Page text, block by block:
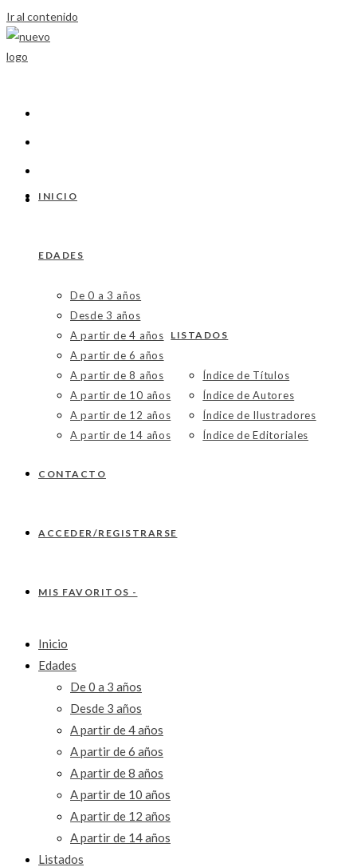
Ir al contenido
INICIO
EDADES
De 0 a 3 años
Desde 3 años
A partir de 4 años
A partir de 6 años
A partir de 8 años
A partir de 10 años
A partir de 12 años
A partir de 14 años
LISTADOS
Índice de Títulos
Índice de Autores
Índice de Ilustradores
Índice de Editoriales
CONTACTO
ACCEDER/REGISTRARSE
MIS FAVORITOS -
Inicio
Edades
De 0 a 3 años
Desde 3 años
A partir de 4 años
A partir de 6 años
A partir de 8 años
A partir de 10 años
A partir de 12 años
A partir de 14 años
Listados